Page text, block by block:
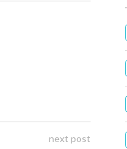
next post